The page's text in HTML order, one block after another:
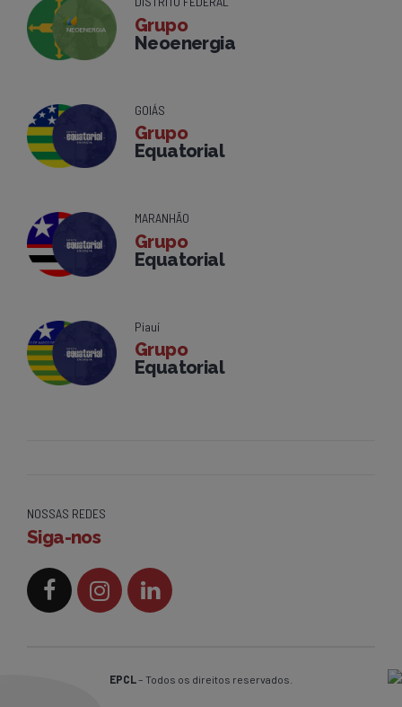
Grupo
Neoenergia
GOIÁS
Grupo
Equatorial
MARANHÃO
Grupo
Equatorial
Piauí
Grupo
Equatorial
NOSSAS REDES
Siga-nos
EPCL – Todos os direitos reservados.